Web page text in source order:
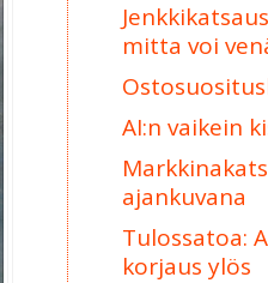
mitta voi
AI:n vaikein
ajankuvana
Tulossatoa:
korjaus ylös